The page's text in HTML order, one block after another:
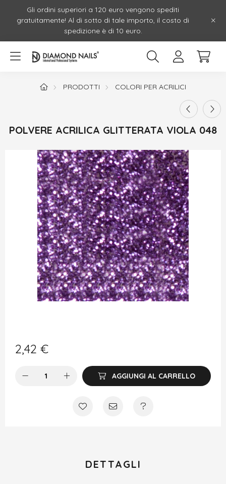
Gli ordini superiori a 120 euro vengono spediti
gratuitamente! Al di sotto di tale importo, il costo di
spedizione è di 10 euro.
PRODOTTI COLORI PER ACRILICI
POLVERE ACRILICA GLITTERATA VIOLA 048
2,42 €
AGGIUNGI AL CARRELLO
DETTAGLI